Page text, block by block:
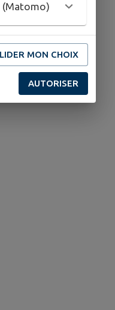
(Matomo)
MON CHOIX
AUTORISER